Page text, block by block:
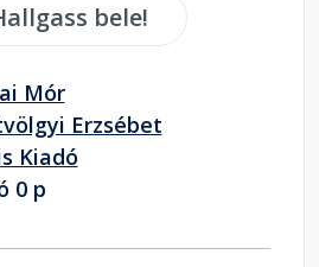
bele!
Mór
Erzsébet
Kiadó
0 p